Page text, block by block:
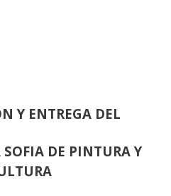
Y ENTREGA DEL
DE PINTURA Y